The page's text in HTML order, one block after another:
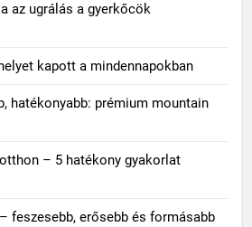
az ugrálás a gyerkőcök
kapott a mindennapokban
hatékonyabb: prémium mountain
– 5 hatékony gyakorlat
feszesebb, erősebb és formásabb